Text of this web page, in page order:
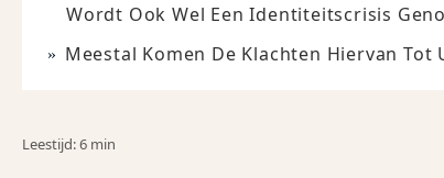
Wordt Ook Wel Een Identiteitscrisis
Meestal Komen De Klachten Hiervan Tot
Leestijd: 6 min